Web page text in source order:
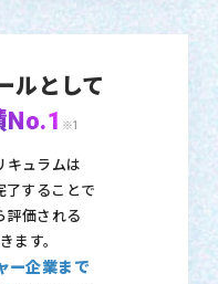
ルとして
No.1 ※1
キュラムは
了することで
評価される
ます。
ー企業まで